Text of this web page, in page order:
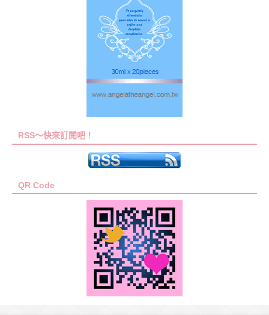
RSS～快來訂閱吧！
QR Code